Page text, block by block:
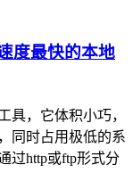
度最快的本地
具，它体积小巧，
同时占用极低的系
过http或ftp形式分